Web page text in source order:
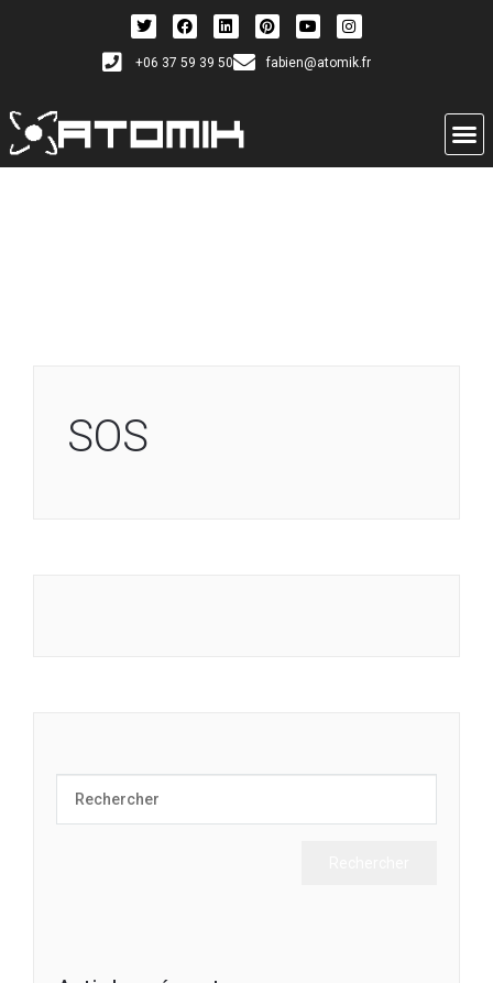
+06 37 59 39 50 fabien@atomik.fr
SOS